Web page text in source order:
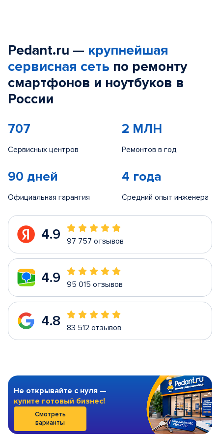
Pedant.ru — крупнейшая
сервисная сеть по ремонту
смартфонов и ноутбуков в
России
707
Сервисных центров
2 МЛН
Ремонтов в год
90 дней
Официальная гарантия
4 года
Средний опыт инженера
4.9 97 757 отзывов
4.9 95 015 отзывов
4.8 83 512 отзывов
Не открывайте с нуля —
купите готовый бизнес!
Смотреть
варианты